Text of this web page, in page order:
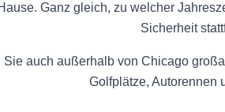
Ganz gleich, zu welcher
Sicherheit
Sie auch außerhalb von Chicago
Golfplätze, Autorennen